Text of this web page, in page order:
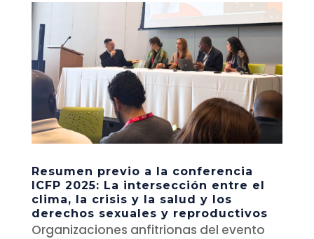
Resumen previo a la conferencia
ICFP 2025: La intersección entre el
clima, la crisis y la salud y los
derechos sexuales y reproductivos
Organizaciones anfitrionas del evento